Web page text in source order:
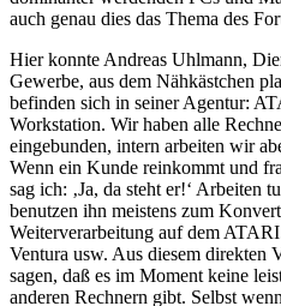
auch genau dies das Thema des
Hier konnte Andreas Uhlmann,
Gewerbe, aus dem Nähkästchen
befinden sich in seiner Agentur:
Workstation. Wir haben alle
eingebunden, intern arbeiten wir
Wenn ein Kunde reinkommt und
sag ich: ‚Ja, da steht er!‘ Arbeiten
benutzen ihn meistens zum
Weiterverarbeitung auf dem
Ventura usw. Aus diesem direkten
sagen, daß es im Moment keine
anderen Rechnern gibt. Selbst